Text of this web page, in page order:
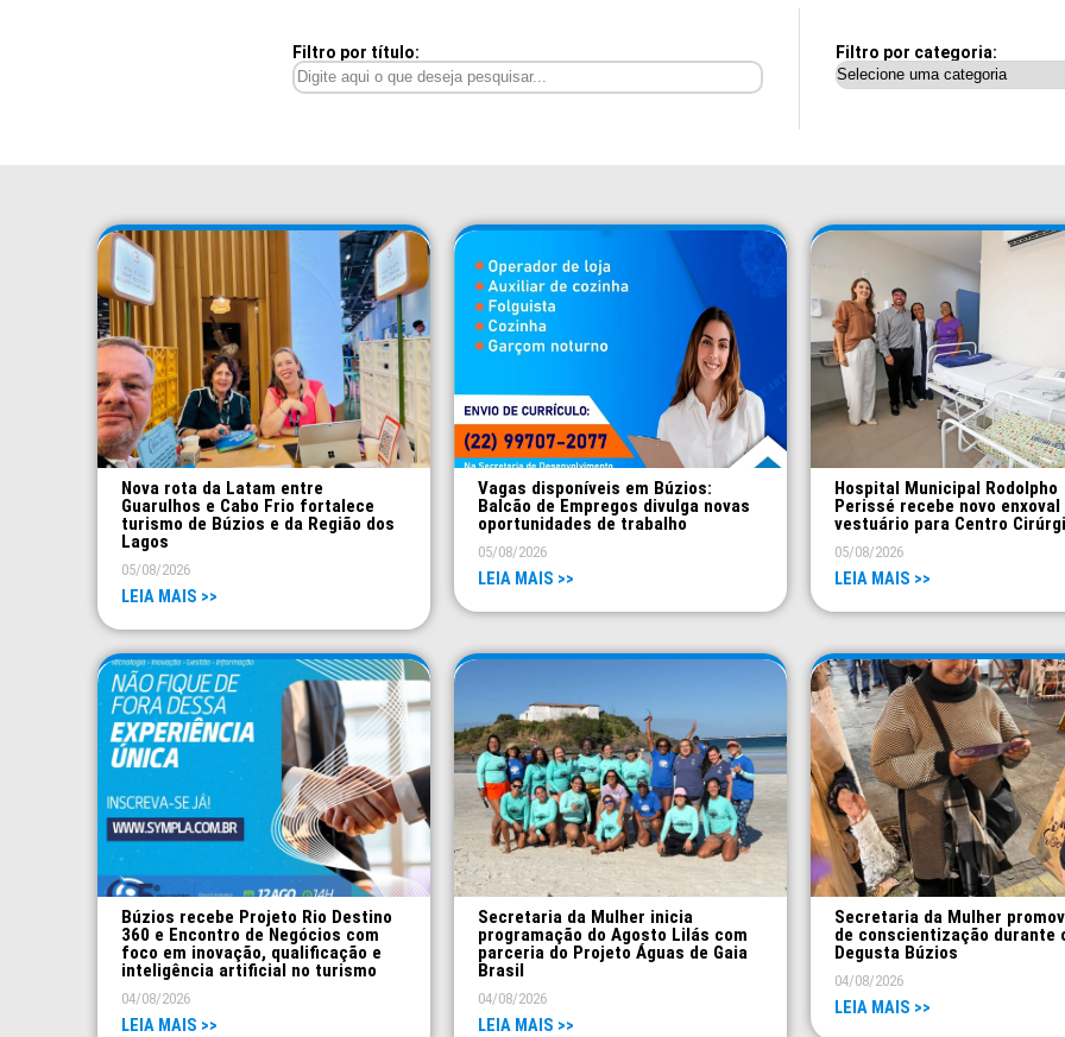
Filtro por título: Filtro por categoria:
Nova rota da Latam entre
Guarulhos e Cabo Frio fortalece
turismo de Búzios e da Região dos
Lagos
05/08/2026
LEIA MAIS >>
Vagas disponíveis em Búzios:
Balcão de Empregos divulga novas
oportunidades de trabalho
05/08/2026
LEIA MAIS >>
Hospital Municipal Rodolpho
Perissé recebe novo enxoval
vestuário para Centro
05/08/2026
LEIA MAIS >>
Búzios recebe Projeto Rio Destino
360 e Encontro de Negócios com
foco em inovação, qualificação e
inteligência artificial no turismo
04/08/2026
LEIA MAIS >>
Secretaria da Mulher inicia
programação do Agosto Lilás com
parceria do Projeto Águas de Gaia
Brasil
04/08/2026
LEIA MAIS >>
Secretaria da Mulher
de conscientização durante
Degusta Búzios
04/08/2026
LEIA MAIS >>